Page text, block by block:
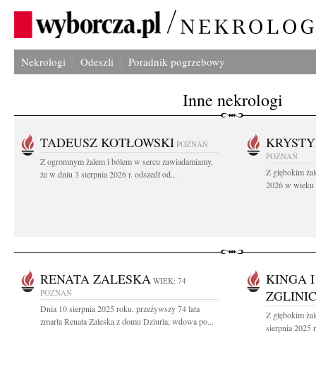
Nekrologi Odeszli Poradnik pogrzebowy
Inne nekrologi
TADEUSZ KOTŁOWSKI POZNAŃ
Z ogromnym żalem i bólem w sercu zawiadamiamy,
że w dniu 3 sierpnia 2026 r. odszedł od...
POZNAŃ
Z głębokim
2026 w wieku
RENATA ZALESKA WIEK: 74
POZNAŃ
Dnia 10 sierpnia 2025 roku, przeżywszy 74 lata
zmarła Renata Zaleska z domu Dziurla, wdowa po...
KINGA
Z głębokim
sierpnia 2025